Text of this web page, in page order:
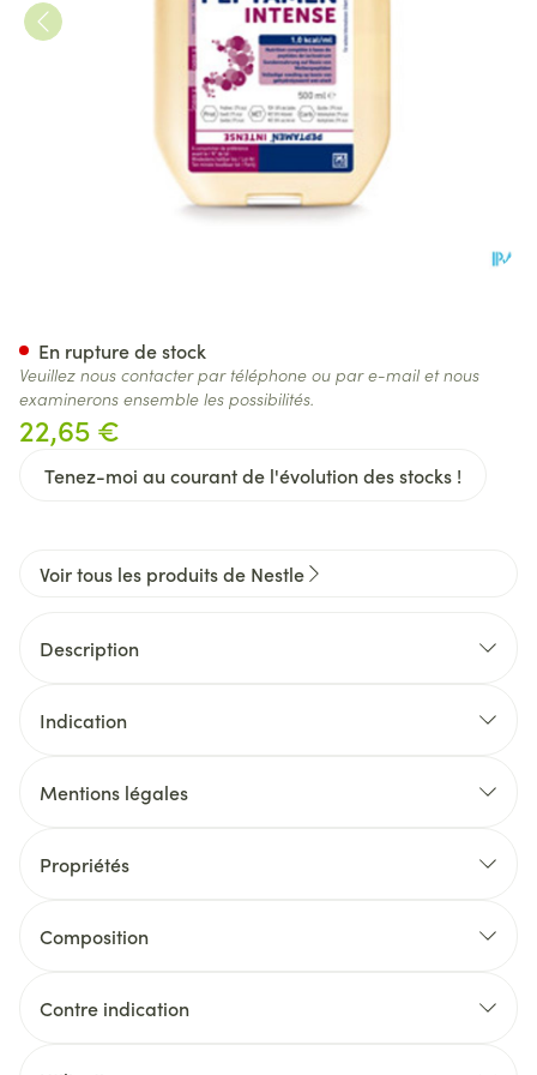
22,65 €
Tenez-moi au courant de l'évolution des stocks !
En rupture de stock
Veuillez nous contacter par téléphone ou par e-mail et nous
examinerons ensemble les possibilités.
Voir tous les produits de Nestle
Description
Indication
Mentions légales
Propriétés
Composition
Contre indication